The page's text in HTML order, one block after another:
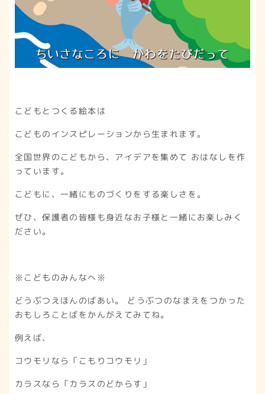
こどもとつくる絵本は
こどものインスピレーションから生まれます。
全国世界のこどもから、アイデアを集めて おはなしを作
っています。
こどもに、一緒にものづくりをする楽しさを。
ぜひ、保護者の皆様も身近なお子様と一緒にお楽しみく
ださい。
※こどものみんなへ※
どうぶつえほんのばあい。 どうぶつのなまえをつかった
おもしろことばをかんがえてみてね。
例えば、
コウモリなら「こもりコウモリ」
カラスなら「カラスのどからす」